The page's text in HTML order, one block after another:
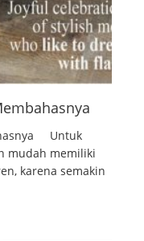
Untuk
mudah memiliki
karena semakin